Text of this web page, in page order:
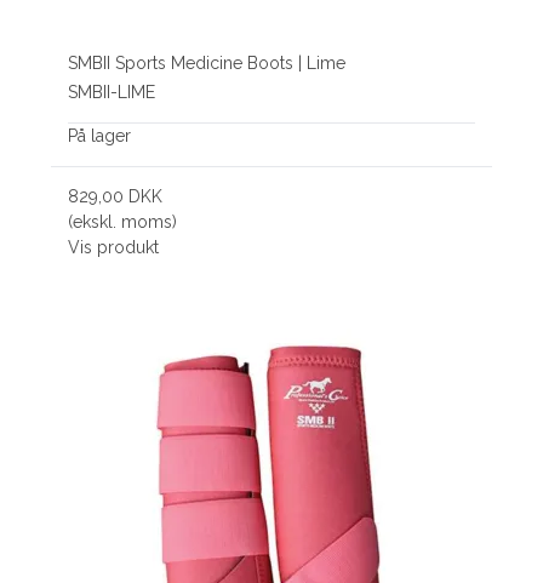
SMBII Sports Medicine Boots | Lime
SMBII-LIME
På lager
829,00 DKK
(ekskl. moms)
Vis produkt